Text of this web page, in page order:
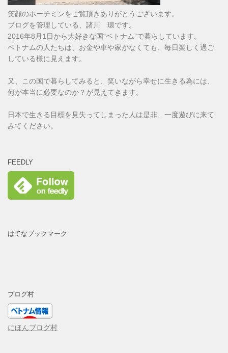
笑顔のホーチミンをご覧頂きありがとうございます。
ブログを管理している、諸川 環です。
2016年8月1日から大好きな国“ベトナム”で暮らしています。
ベトナムの人たちは、お金や車や家がなくても、毎日楽しく過ご
している様に見えます。
又、この国で暮らしてみると、笑いながら幸せに生きる為には、
何が本当に必要なのか？が見えてきます。
日本で生きる目標を見失ってしまった人は是非、一度遊びに来て
みてください。
FEEDLY
はてなブックマーク
ブログ村
にほんブログ村